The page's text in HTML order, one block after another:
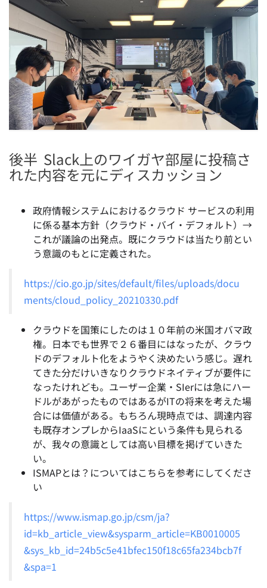
後半 Slack上のワイガヤ部屋に投稿さ
れた内容を元にディスカッション
政府情報システムにおけるクラウド サービスの利用
に係る基本方針（クラウド・バイ・デフォルト）→
これが議論の出発点。既にクラウドは当たり前とい
う意識のもとに定義された。
https://cio.go.jp/sites/default/files/uploads/docu
ments/cloud_policy_20210330.pdf
クラウドを国策にしたのは１０年前の米国オバマ政
権。日本でも世界で２６番目にはなったが、クラウ
ドのデフォルト化をようやく決めたいう感じ。遅れ
てきた分だけいきなりクラウドネイティブが要件に
なったけれども。ユーザー企業・SIerには急にハー
ドルがあがったものではあるがITの将来を考えた場
合には価値がある。もちろん現時点では、調達内容
も既存オンプレからIaaSにという条件も見られる
が、我々の意識としては高い目標を掲げていきた
い。
ISMAPとは？についてはこちらを参考にしてくださ
い
https://www.ismap.go.jp/csm/ja?
id=kb_article_view&sysparm_article=KB0010005
&sys_kb_id=24b5c5e41bfec150f18c65fa234bcb7f
&spa=1